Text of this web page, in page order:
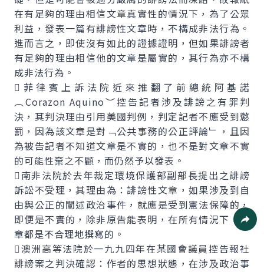
在有足夠的理由相信文章真實性的情況下，為了公眾
利益，發表一篇有誹謗性文章時，不構成非法行為。
進而言之，即使沒有如此的證據證明，但如果誹謗者
有足夠的理由相信他的文章是屬實的，其行為亦不構
成非法行為。
菲律賓上訴法院近來推翻了前總統阿基諾
︵Corazon Aquino︶控告記者涉及誹謗之有罪判
決，其判決理由引用美國判例，判定記者不應受到懲
罰，因為該文章是對﹁公共事務的公正評論﹂，且因
為被告記者不知道文章是不實的，也不是對文章不實
的可能性棄之不顧，而仍然予以發表。
南非法院於去年裁定環境保護部副部長提出之誹謗
訴訟不受理，其理由為：誹謗性文章，如果涉及到自
由與公正的闡述政治事件，就應是受到憲法保障的，
即便是不實的，除非原告能表明，在所有情況下，文
章都是不合理地撰寫的。
澳洲高等法院於一九九四年在某國會議員控告報社
誹謗案之判決確認：作者的思想狀態，在涉及政治事